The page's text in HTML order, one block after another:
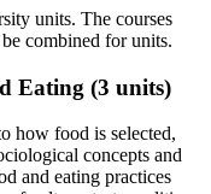
units. The courses
combined for units.
Eating (3 units)
how food is selected,
concepts and
and eating practices